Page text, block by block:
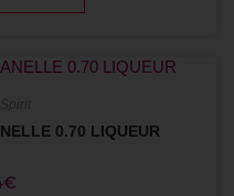
0.70 LIQUEUR
€